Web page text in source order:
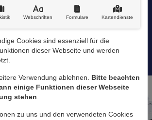
Sie uns:
Straße 4
Webschriften Formulare Kartendienste
Cookies sind essenziell für die
dieser Webseite und werden
Verwendung ablehnen. Bitte beachten
einige Funktionen dieser Webseite
stehen.
zu uns und den verwendeten Cookies